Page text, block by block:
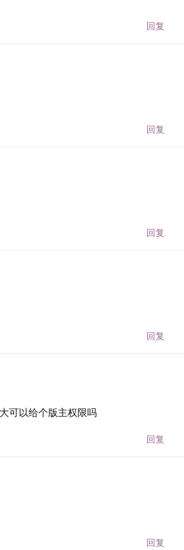
回复
回复
回复
回复
可以给个版主权限吗
回复
回复